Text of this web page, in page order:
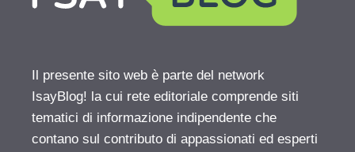
Il presente sito web è parte del network
IsayBlog! la cui rete editoriale comprende siti
tematici di informazione indipendente che
contano sul contributo di appassionati ed esperti